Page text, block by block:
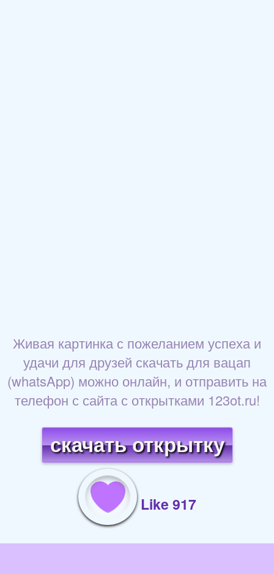
Живая картинка с пожеланием успеха и
удачи для друзей скачать для вацап
(whatsApp) можно онлайн, и отправить на
телефон с сайта с открытками 123ot.ru!
скачать открытку
Like 917